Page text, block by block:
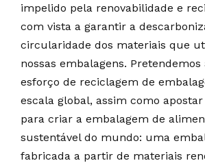
impelido pela renovabilidade e
com vista a garantir a
circularidade dos materiais que
nossas embalagens.
esforço de reciclagem de
escala global, assim como apostar
para criar a embalagem de
sustentável do mundo: uma
fabricada a partir de materiais